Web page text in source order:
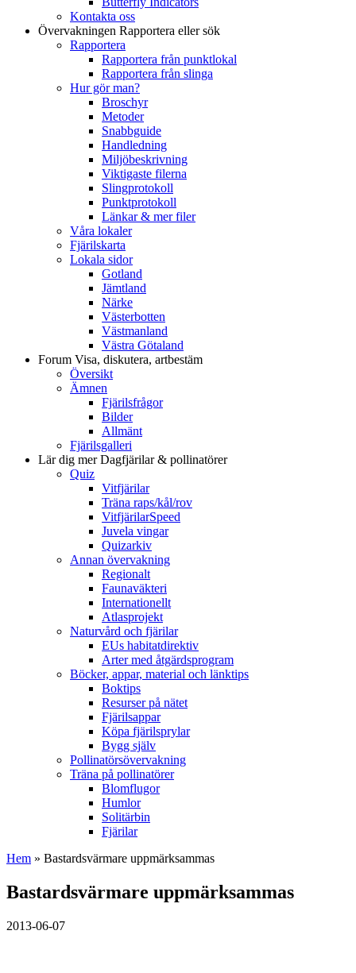
Kontakta oss
Övervakningen Rapportera eller sök
Rapportera
Rapportera från punktlokal
Rapportera från slinga
Hur gör man?
Broschyr
Metoder
Snabbguide
Handledning
Miljöbeskrivning
Viktigaste filerna
Slingprotokoll
Punktprotokoll
Länkar & mer filer
Våra lokaler
Fjärilskarta
Lokala sidor
Gotland
Jämtland
Närke
Västerbotten
Västmanland
Västra Götaland
Forum Visa, diskutera, artbestäm
Översikt
Ämnen
Fjärilsfrågor
Bilder
Allmänt
Fjärilsgalleri
Lär dig merDagfjärilar & pollinatörer
Quiz
Vitfjärilar
Träna raps/kål/rov
VitfjärilarSpeed
Juvela vingar
Quizarkiv
Annan övervakning
Regionalt
Faunaväkteri
Internationellt
Atlasprojekt
Naturvård och fjärilar
EUs habitatdirektiv
Arter med åtgärdsprogram
Böcker, appar, material och länktips
Boktips
Resurser på nätet
Fjärilsappar
Köpa fjärilsprylar
Bygg själv
Pollinatörsövervakning
Träna på pollinatörer
Blomflugor
Humlor
Solitärbin
Fjärilar
Hem » Bastardsvärmare uppmärksammas
Bastardsvärmare uppmärksammas
2013-06-07